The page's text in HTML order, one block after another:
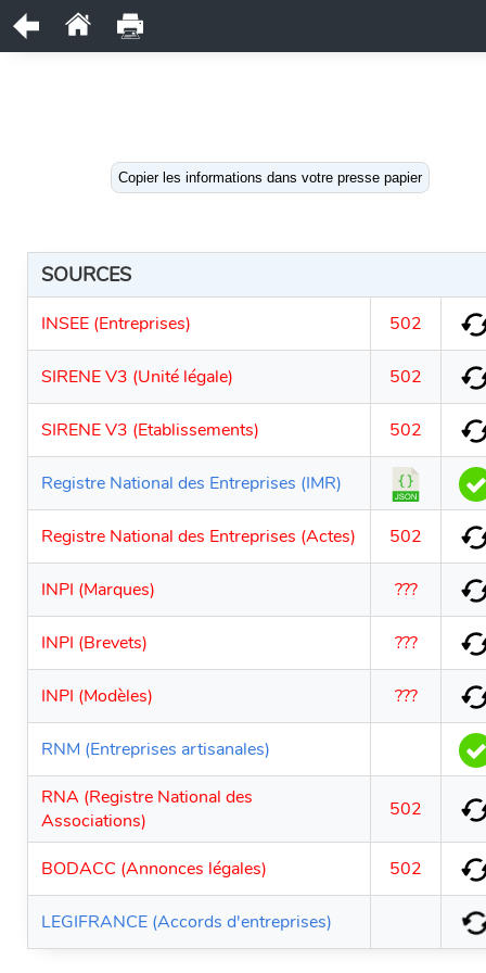
Copier les informations dans votre presse papier
SOURCES
INSEE (Entreprises) 502
SIRENE V3 (Unité légale) 502
SIRENE V3 (Etablissements) 502
Registre National des Entreprises (IMR)
Registre National des Entreprises (Actes) 502
INPI (Marques) ???
INPI (Brevets) ???
INPI (Modèles) ???
RNM (Entreprises artisanales)
RNA (Registre National des
Associations)
502
BODACC (Annonces légales) 502
LEGIFRANCE (Accords d'entreprises)